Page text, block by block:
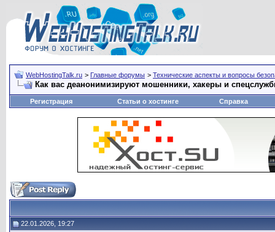
WebHostingTalk.ru > Главные форумы > Технические аспекты и вопросы
Как вас деанонимизируют мошенники, хакеры и
Регистрация Статьи о хостинге Справка
22.01.2026, 19:27